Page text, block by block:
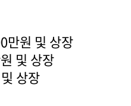
만원 및 상장
및 상장
상장